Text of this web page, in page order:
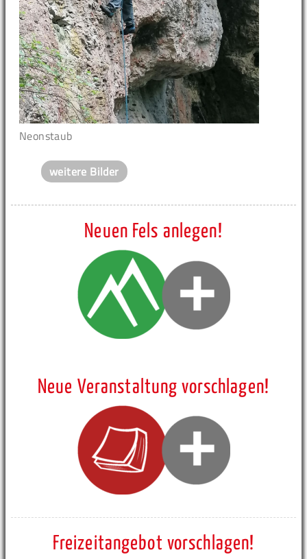
Neonstaub
weitere Bilder
Neuen Fels anlegen!
Neue Veranstaltung vorschlagen!
Freizeitangebot vorschlagen!